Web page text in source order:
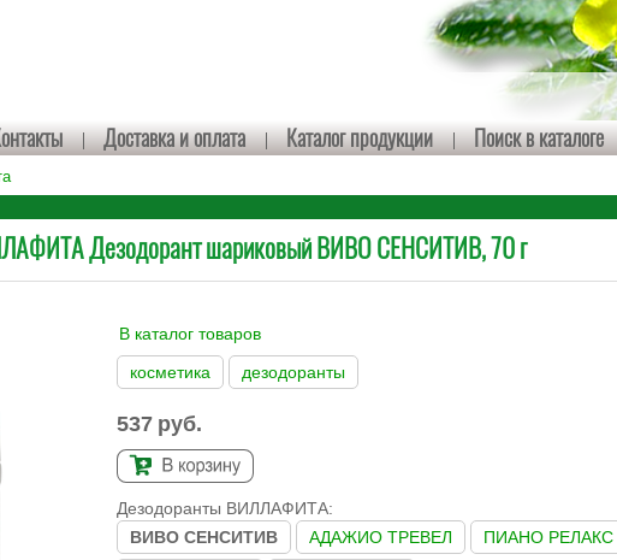
Доставка и оплата Каталог продукции Поиск в каталоге
Дезодорант шариковый ВИВО СЕНСИТИВ, 70 г
В каталог товаров
косметика
дезодоранты
537 руб.
Дезодоранты ВИЛЛАФИТА:
ВИВО СЕНСИТИВ
АДАЖИО ТРЕВЕЛ
ПИАНО РЕЛАКС